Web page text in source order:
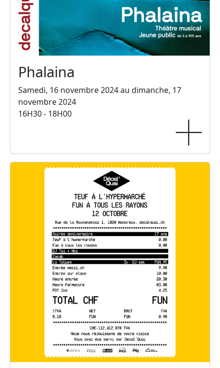
Phalaina
Samedi, 16 novembre 2024 au dimanche, 17
novembre 2024
16H30 - 18H00